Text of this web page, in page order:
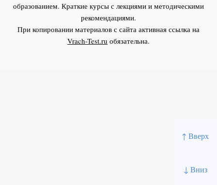
↑ Вверх
↓ Вниз
образованием. Краткие курсы с лекциями и методическими
рекомендациями.
При копировании материалов с сайта активная ссылка на
Vrach-Test.ru обязательна.